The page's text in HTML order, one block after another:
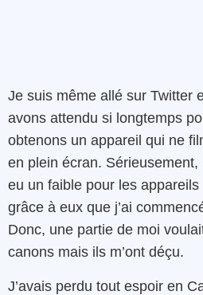
Je suis même allé sur Twitter
avons attendu si longtemps
obtenons un appareil qui ne
en plein écran. Sérieusement,
eu un faible pour les appareils
grâce à eux que j’ai
Donc, une partie de moi
canons mais ils m’ont déçu.
J’avais perdu tout espoir en